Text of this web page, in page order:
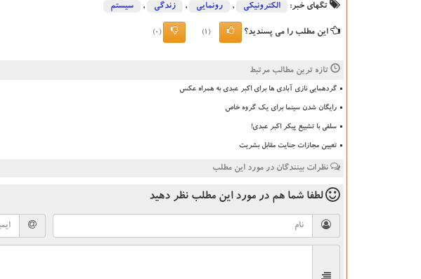
تگهای خبر: الكترونیكی , رونمایی , زندگی , سیستم
این مطلب را می پسندید؟ (1)
(0)
تازه ترین مطالب مرتبط
گردهمایی نازی آبادی ها برای اکبر عبدی به همراه عکس
رایگان شدن سینما برای یک گروه خاص
سلفی با تشییع پیکر اکبر عبدی!
تعیین مجازات جنایت مقابل بشریت
نظرات بینندگان در مورد این مطلب
لطفا شما هم در مورد این مطلب نظر دهید